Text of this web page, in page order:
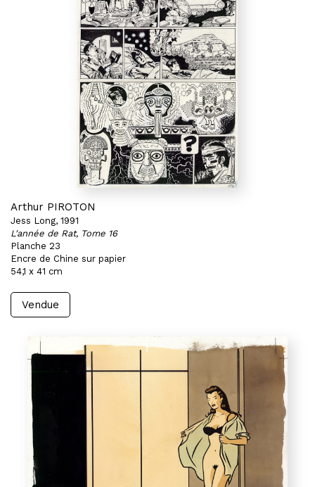
Arthur PIROTON
Jess Long, 1991
L'année de Rat, Tome 16
Planche 23
Encre de Chine sur papier
54,1 x 41 cm
Vendue